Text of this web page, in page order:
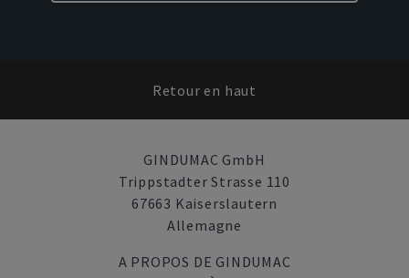
Retour en haut
GINDUMAC GmbH
Trippstadter Strasse 110
67663 Kaiserslautern
Allemagne
A PROPOS DE GINDUMAC